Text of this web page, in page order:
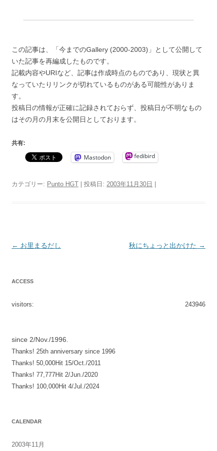
この記事は、「今までのGallery (2000-2003)」として公開して
いた記事を再編成したものです。
記載内容やURIなど、記事は作成時点のものであり、現状と異
なっていたりリンクが切れているものがある可能性がありま
す。
投稿日の情報が正確に記録されておらず、投稿日が不明なもの
はその月の月末を公開日としております。
共有:
Mastodon fedibird
カテゴリー: Punto HGT | 投稿日: 2003年11月30日 |
投
ョ
ン
← お里まるだし 秋にちょっと出かけた →
ACCESS
243946
visitors:
since 2/Nov./1996.
Thanks! 25th anniversary since 1996
Thanks! 50,000Hit 15/Oct./2011
Thanks! 77,777Hit 2/Jun./2020
Thanks! 100,000Hit 4/Jul./2024
CALENDAR
2003年11月